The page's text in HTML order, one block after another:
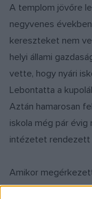
A templom jövőre
negyvenes
kereszteket nem
helyi állami
vette, hogy nyári
Lebontatta a
Aztán hamarosan
iskola még pár
intézetet rendezett
Amikor
Bobkov vállalkozó